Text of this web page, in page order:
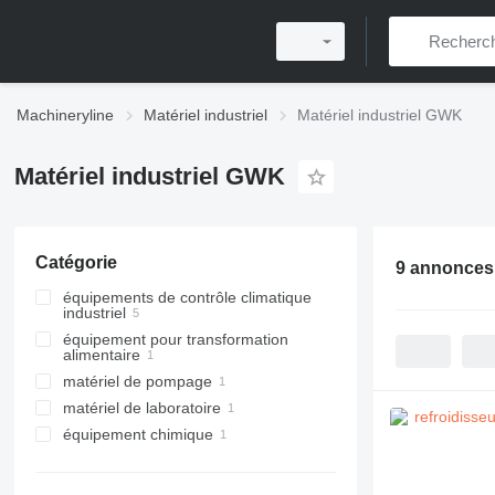
Machineryline Matériel industriel Matériel industriel GWK
Matériel industriel GWK
Catégorie
équipements de contrôle climatique
industriel
régulateurs de température
industriel
refroidisseurs
équipement pour transformation
alimentaire
équipement de confiserie
tempéreuses à chocolat
matériel de pompage
pompes industrielles
matériel de laboratoire
incubateurs de laboratoire
équipement chimique
9